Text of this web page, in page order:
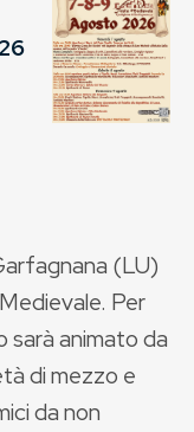
(LU)
Per
sarà animato da
di mezzo e
da non